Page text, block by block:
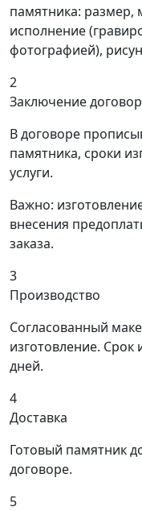
памятника:
исполнение
фотографией),
2
Заключение
В договоре
памятника, сроки
услуги.
Важно:
внесения
заказа.
3
Производство
Согласованный
изготовление. Срок
дней.
4
Доставка
Готовый памятник
договоре.
5